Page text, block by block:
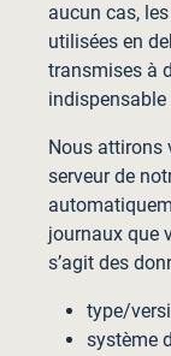
aucun cas,
utilisées en
transmises à
indispensable
Nous attirons
serveur de
journaux que
s’agit des
type/
système